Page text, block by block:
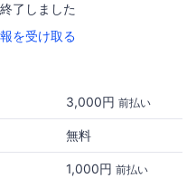
了しました
を受け取る
3,000円 前払い
無料
1,000円 前払い